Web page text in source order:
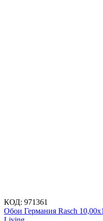
КОД: 971361
Обои Германия Rasch